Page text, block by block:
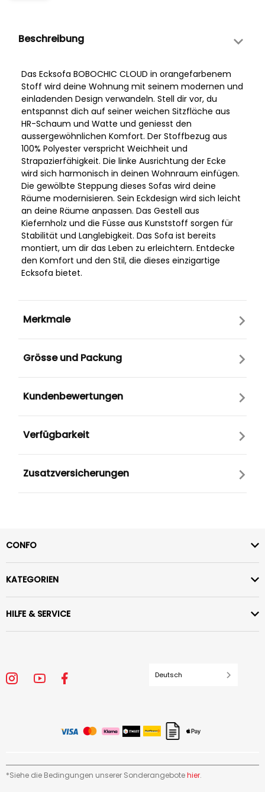
Beschreibung
Das Ecksofa BOBOCHIC CLOUD in orangefarbenem
Stoff wird deine Wohnung mit seinem modernen und
einladenden Design verwandeln. Stell dir vor, du
entspannst dich auf seiner weichen Sitzfläche aus
HR-Schaum und Watte und geniesst den
aussergewöhnlichen Komfort. Der Stoffbezug aus
100% Polyester verspricht Weichheit und
Strapazierfähigkeit. Die linke Ausrichtung der Ecke
wird sich harmonisch in deinen Wohnraum einfügen.
Die gewölbte Steppung dieses Sofas wird deine
Räume modernisieren. Sein Eckdesign wird sich leicht
an deine Räume anpassen. Das Gestell aus
Kiefernholz und die Füsse aus Kunststoff sorgen für
Stabilität und Langlebigkeit. Das Sofa ist bereits
montiert, um dir das Leben zu erleichtern. Entdecke
den Komfort und den Stil, die dieses einzigartige
Ecksofa bietet.
Merkmale
Grösse und Packung
Kundenbewertungen
Verfügbarkeit
Zusatzversicherungen
CONFO
KATEGORIEN
HILFE & SERVICE
Deutsch
*Siehe die Bedingungen unserer Sonderangebotehier.